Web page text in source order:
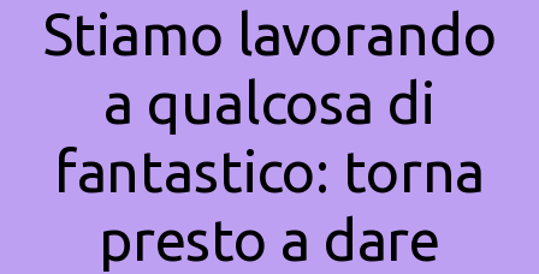
Stiamo lavorando
a qualcosa di
fantastico: torna
presto a dare